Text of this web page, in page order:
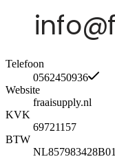
Telefoon
0562450936
Website
fraaisupply.nl
KVK
69721157
BTW
NL857983428B01